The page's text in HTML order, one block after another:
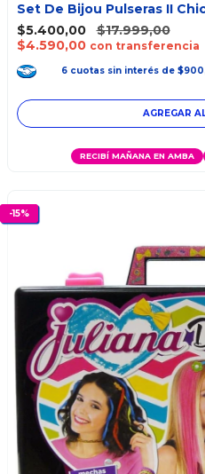
Set De Bijou Pulseras II
$5.400,00
$17.999,00
$4.590,00 con transferencia
6 cuotas sin interés de
RECIBÍ MAÑANA EN AMBA
-15%